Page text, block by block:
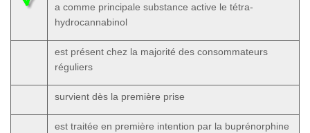
a comme principale substance active le tétra-
hydrocannabinol
est présent chez la majorité des consommateurs
réguliers
survient dès la première prise
est traitée en première intention par la buprénorphine